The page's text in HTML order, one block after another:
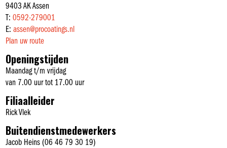
9403 AK Assen
T:0592-279001
E:assen@procoatings.nl
Plan uw route
Openingstijden
Maandag t/m vrijdag
van 7.00 uur tot 17.00 uur
Filiaalleider
Rick Vlek
Buitendienstmedewerkers
Jacob Heins (06 46 79 30 19)